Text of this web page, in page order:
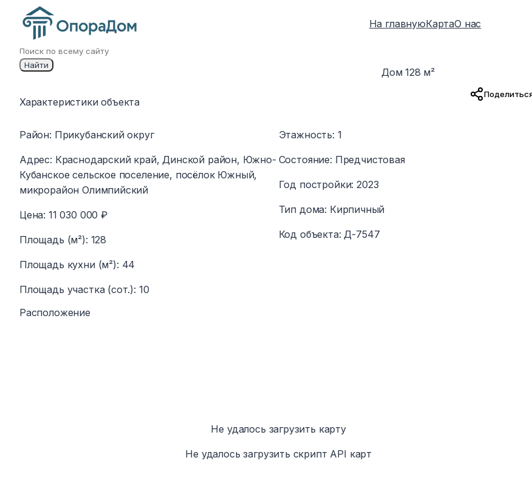
На главнуюКартаО нас
Найти
Дом 128 м²
недоступно
Характеристики объекта
Район: Прикубанский округ
Адрес: Краснодарский край, Динской район, Южно-
Кубанское сельское поселение, посёлок Южный,
микрорайон Олимпийский
Цена: 11 030 000 ₽
Площадь (м²): 128
Площадь кухни (м²): 44
Площадь участка (сот.): 10
Этажность: 1
Состояние: Предчистовая
Год постройки: 2023
Тип дома: Кирпичный
Код объекта: Д-7547
Расположение
Не удалось загрузить карту
Не удалось загрузить скрипт API карт